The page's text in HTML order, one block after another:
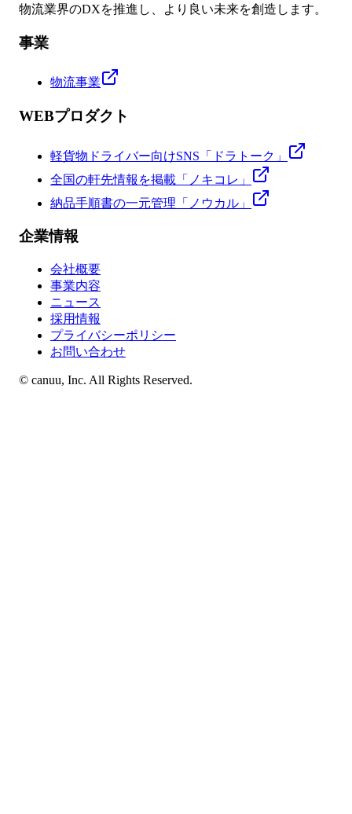
物流業界のDXを推進し、より良い未来を創造します。
事業
物流事業
WEBプロダクト
軽貨物ドライバー向けSNS「ドラトーク」
全国の軒先情報を掲載「ノキコレ」
納品手順書の一元管理「ノウカル」
企業情報
会社概要
事業内容
ニュース
採用情報
プライバシーポリシー
お問い合わせ
© canuu, Inc. All Rights Reserved.